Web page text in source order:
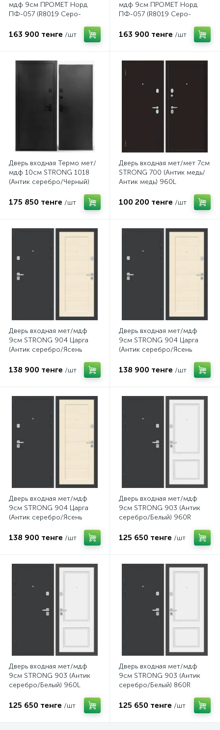
мдф 9см ПРОМЕТ Норд
ПФ-057 (R8019 Серо-
980L
163 900 тенге /шт
мдф 9см ПРОМЕТ Норд
ПФ-057 (R8019 Серо-
980R
163 900 тенге /шт
Дверь входная Термо мет/
мдф 10см STRONG 1018
(Антик серебро/Черный)
175 850 тенге /шт
Дверь входная мет/мет 7см
STRONG 700 (Антик медь/
Антик медь) 960L
100 200 тенге /шт
Дверь входная мет/мдф
9см STRONG 904 Царга
(Антик серебро/Ясень
138 900 тенге /шт
Дверь входная мет/мдф
9см STRONG 904 Царга
(Антик серебро/Ясень
138 900 тенге /шт
Дверь входная мет/мдф
9см STRONG 904 Царга
(Антик серебро/Ясень
138 900 тенге /шт
Дверь входная мет/мдф
9см STRONG 903 (Антик
серебро/Белый) 960R
125 650 тенге /шт
Дверь входная мет/мдф
9см STRONG 903 (Антик
серебро/Белый) 960L
125 650 тенге /шт
Дверь входная мет/мдф
9см STRONG 903 (Антик
серебро/Белый) 860R
125 650 тенге /шт